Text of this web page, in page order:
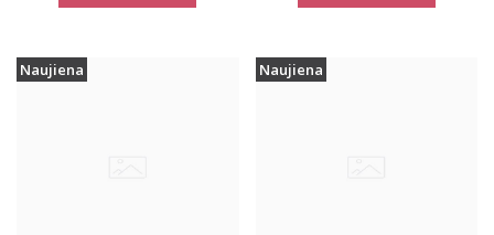
Naujiena Naujiena